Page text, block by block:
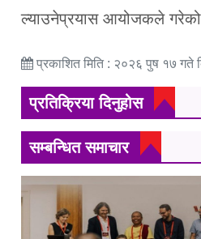
ल्याउनेप्रयास आयोजकले
प्रकाशित मिति : २०२६ पुष १७ गते
प्रतिक्रिया दिनुहोस
सम्बन्धित समाचार